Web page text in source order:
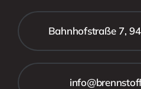
Bahnhofstraße 7,